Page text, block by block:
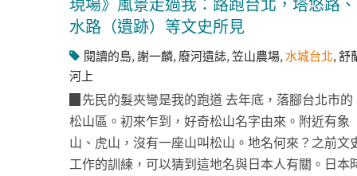
水路（遺跡）等文史所見
閱讀的島,謝一麟,廢河遺誌,笠山農場,水城台北,舒
河上
▉先民的髮夾彎是我的跑道 去年底，落腳台北市的
松山區。初來乍到，好奇松山名字由來。附近有象
山、虎山，沒有一座山叫松山。地名何來？之前文
工作的訓練，可以猜到這地名與日本人有關。日本